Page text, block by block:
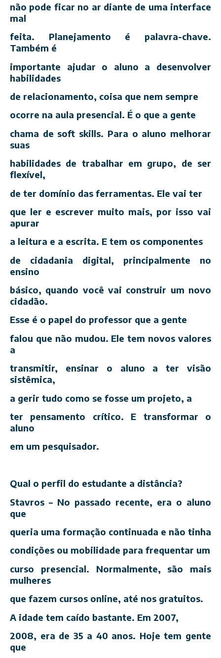
não pode ficar no ar diante de uma interface
mal
feita. Planejamento é palavra-chave.
Também é
importante ajudar o aluno a desenvolver
habilidades
de relacionamento, coisa que nem sempre
ocorre na aula presencial. É o que a gente
chama de soft skills. Para o aluno melhorar
suas
habilidades de trabalhar em grupo, de ser
flexível,
de ter domínio das ferramentas. Ele vai ter
que ler e escrever muito mais, por isso vai
apurar
a leitura e a escrita. E tem os componentes
de cidadania digital, principalmente no
ensino
básico, quando você vai construir um novo
cidadão.
Esse é o papel do professor que a gente
falou que não mudou. Ele tem novos valores
a
transmitir, ensinar o aluno a ter visão
sistêmica,
a gerir tudo como se fosse um projeto, a
ter pensamento crítico. E transformar o
aluno
em um pesquisador.
Qual o perfil do estudante a distância?
Stavros – No passado recente, era o aluno
que
queria uma formação continuada e não tinha
condições ou mobilidade para frequentar um
curso presencial. Normalmente, são mais
mulheres
que fazem cursos online, até nos gratuitos.
A idade tem caído bastante. Em 2007,
2008, era de 35 a 40 anos. Hoje tem gente
que